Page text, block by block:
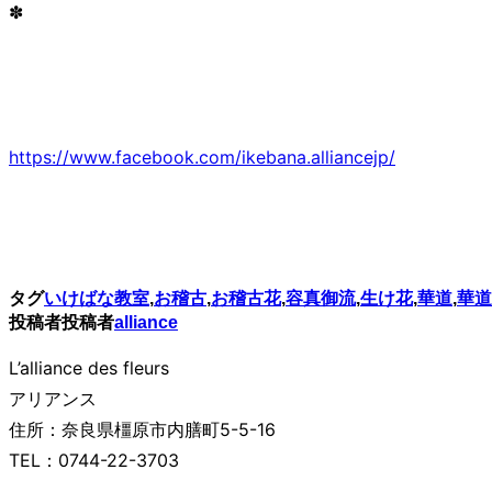
り
✽
https://www.facebook.com/ikebana.alliancejp/
タグいけばな教室,お稽古,お稽古花,容真御流,生け花,華道,華
投稿者投稿者alliance
L’alliance des fleurs
アリアンス
住所：奈良県橿原市内膳町5-5-16
TEL：0744-22-3703